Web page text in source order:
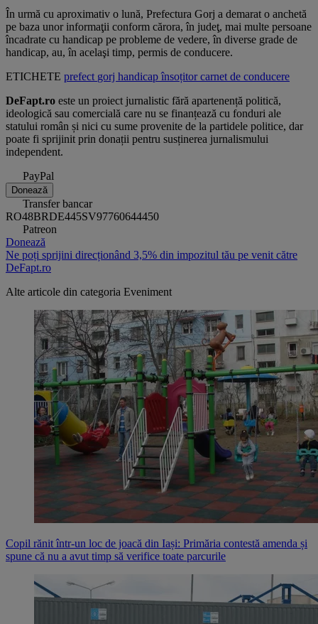
În urmă cu aproximativ o lună, Prefectura Gorj a demarat o anchetă
pe baza unor informaţii conform cărora, în judeţ, mai multe persoane
încadrate cu handicap pe probleme de vedere, în diverse grade de
handicap, au, în acelaşi timp, permis de conducere.
ETICHETE prefect gorj handicap însoțitorcarnet de conducere
DeFapt.ro este un proiect jurnalistic fără apartenență politică,
ideologică sau comercială care nu se finanțează cu fonduri ale
statului român și nici cu sume provenite de la partidele politice, dar
poate fi sprijinit prin donații pentru susținerea jurnalismului
independent.
PayPal
Donează
Transfer bancar
RO48BRDE445SV97760644450
Patreon
Donează
Ne poți sprijini direcționând 3,5% din impozitul tău pe venit către
DeFapt.ro
Alte articole din categoria Eveniment
Copil rănit într-un loc de joacă din Iași: Primăria contestă amenda și
spune că nu a avut timp să verifice toate parcurile